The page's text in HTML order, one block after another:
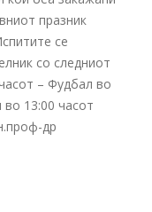
празник
се
со следниот
– Фудбал во
13:00 часот
др